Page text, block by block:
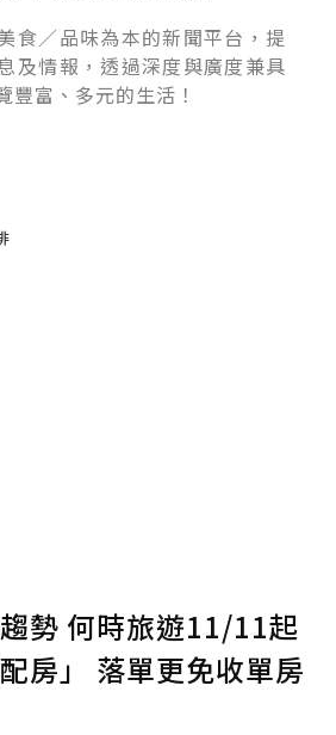
食／品味為本的新聞平台，提
及情報，透過深度與廣度兼具
豐富、多元的生活！
勢 何時旅遊11/11起
房」 落單更免收單房